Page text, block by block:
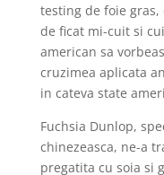
testing de foie
de ficat mi-cuit si
american sa
cruzimea aplicata
in cateva state
Fuchsia Dunlop,
chinezeasca, ne-a
pregatita cu soia si